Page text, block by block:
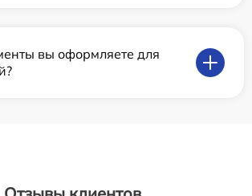
вы оформляете для